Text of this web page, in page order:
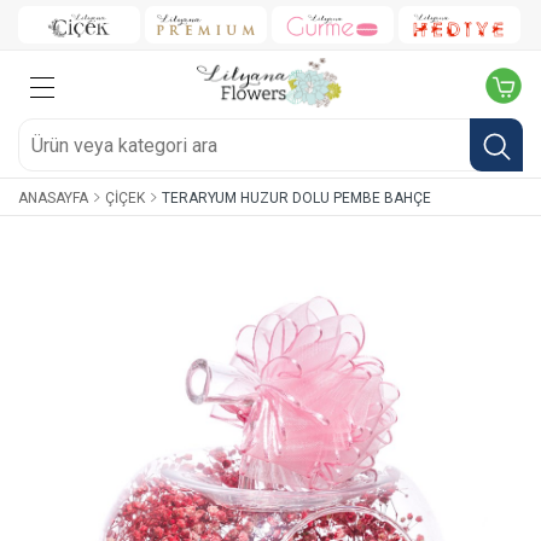
ANASAYFA ÇIÇEK TERARYUM HUZUR DOLU PEMBE BAHÇE